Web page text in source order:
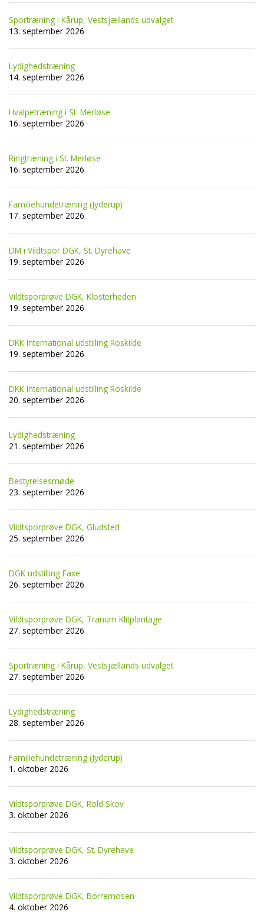
Sportræning i Kårup, Vestsjællands udvalget
13. september 2026
Lydighedstræning
14. september 2026
Hvalpetræning i St. Merløse
16. september 2026
Ringtræning i St. Merløse
16. september 2026
Familiehundetræning (Jyderup)
17. september 2026
DM i Vildtspor DGK, St. Dyrehave
19. september 2026
Vildtsporprøve DGK, Klosterheden
19. september 2026
DKK International udstilling Roskilde
19. september 2026
DKK International udstilling Roskilde
20. september 2026
Lydighedstræning
21. september 2026
Bestyrelsesmøde
23. september 2026
Vildtsporprøve DGK, Gludsted
25. september 2026
DGK udstilling Faxe
26. september 2026
Vildtsporprøve DGK, Tranum Klitplantage
27. september 2026
Sportræning i Kårup, Vestsjællands udvalget
27. september 2026
Lydighedstræning
28. september 2026
Familiehundetræning (Jyderup)
1. oktober 2026
Vildtsporprøve DGK, Rold Skov
3. oktober 2026
Vildtsporprøve DGK, St. Dyrehave
3. oktober 2026
Vildtsporprøve DGK, Borremosen
4. oktober 2026